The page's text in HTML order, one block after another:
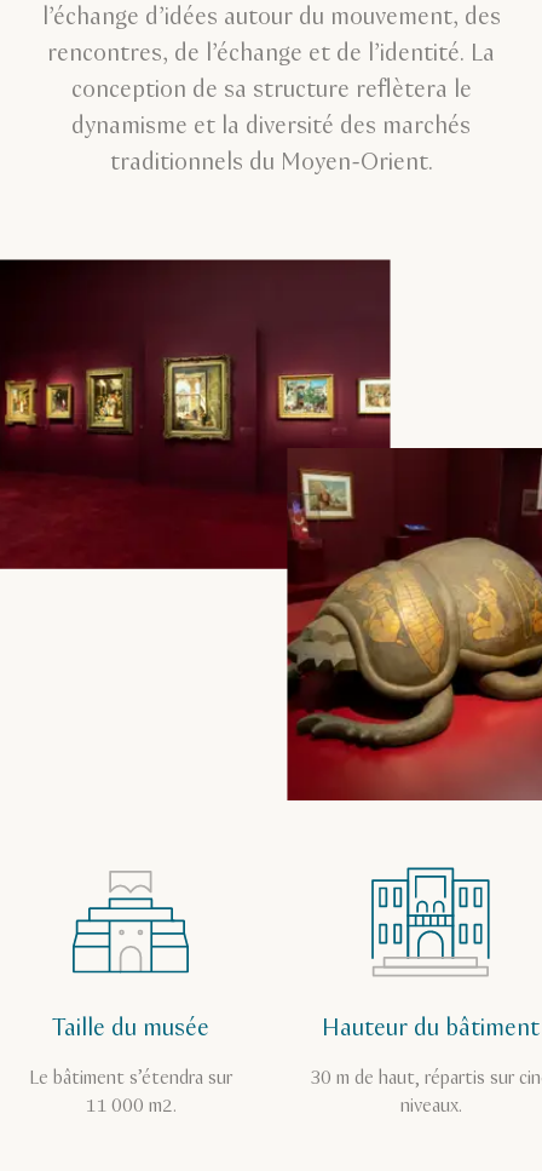
l’échange d’idées autour du mouvement, des
rencontres, de l’échange et de l’identité. La
conception de sa structure reflètera le
dynamisme et la diversité des marchés
traditionnels du Moyen-Orient.
Taille du musée
Le bâtiment s’étendra sur
11 000 m2.
Hauteur du bâtiment
30 m de haut, répartis sur
niveaux.